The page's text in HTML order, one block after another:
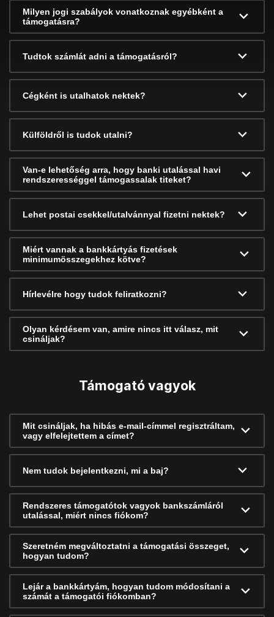
Milyen jogi szabályok vonatkoznak egyébként a
támogatásra?
Tudtok számlát adni a támogatásról?
Cégként is utalhatok nektek?
Külföldről is tudok utalni?
Van-e lehetőség arra, hogy banki utalással havi
rendszerességgel támogassalak titeket?
Lehet postai csekkel/utalvánnyal fizetni nektek?
Miért vannak a bankkártyás fizetések
minimumösszegekhez kötve?
Hírlevélre hogy tudok feliratkozni?
Olyan kérdésem van, amire nincs itt válasz, mit
csináljak?
Támogató vagyok
Mit csináljak, ha hibás e-mail-címmel regisztráltam,
vagy elfelejtettem a címet?
Nem tudok bejelentkezni, mi a baj?
Rendszeres támogatótok vagyok bankszámláról
utalással, miért nincs fiókom?
Szeretném megváltoztatni a támogatási összeget,
hogyan tudom?
Lejár a bankkártyám, hogyan tudom módosítani a
számát a támogatói fiókomban?